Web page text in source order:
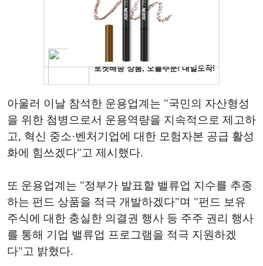
아울러 이날 참석한 운용업계는 "국민의 자산형성
을 위한 첨병으로서 운용역량을 지속적으로 제고하
고, 혁신 중소·벤처기업에 대한 모험자본 공급 활성
화에 힘쓰겠다"고 제시했다.
또 운용업계는 "정부가 발표할 밸류업 지수를 추종
하는 펀드 상품을 적극 개발하겠다"며 "펀드 보유
주식에 대한 충실한 의결권 행사 등 주주 권리 행사
를 통해 기업 밸류업 프로그램을 적극 지원하겠
다"고 밝혔다.